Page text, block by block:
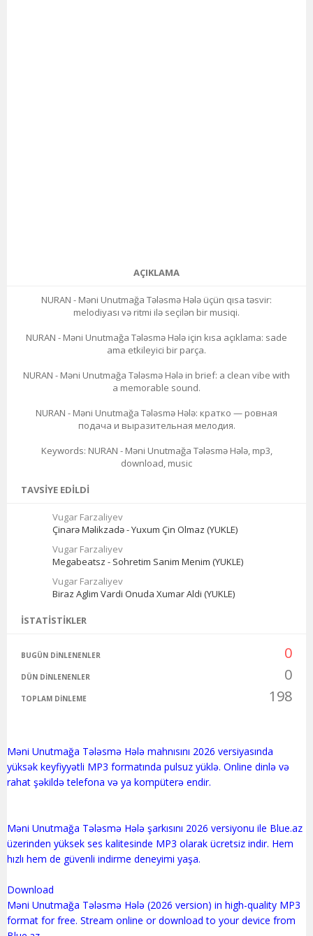
AÇIKLAMA
NURAN - Məni Unutmağa Tələsmə Hələ üçün qısa təsvir:
melodiyası və ritmi ilə seçilən bir musiqi.
NURAN - Məni Unutmağa Tələsmə Hələ için kısa açıklama: sade
ama etkileyici bir parça.
NURAN - Məni Unutmağa Tələsmə Hələ in brief: a clean vibe with
a memorable sound.
NURAN - Məni Unutmağa Tələsmə Hələ: кратко — ровная
подача и выразительная мелодия.
Keywords: NURAN - Məni Unutmağa Tələsmə Hələ, mp3,
download, music
TAVSIYE EDILDI
Vugar Farzaliyev
Çinarə Məlikzadə - Yuxum Çin Olmaz (YUKLE)
Vugar Farzaliyev
Megabeatsz - Sohretim Sanim Menim (YUKLE)
Vugar Farzaliyev
Biraz Aglim Vardi Onuda Xumar Aldi (YUKLE)
İSTATISTIKLER
BUGÜN DINLENENLER 0
DÜN DINLENENLER 0
TOPLAM DINLEME 198
Məni Unutmağa Tələsmə Hələ mahnısını 2026 versiyasında
yüksək keyfiyyətli MP3 formatında pulsuz yüklə. Online dinlə və
rahat şəkildə telefona və ya kompüterə endir.
Məni Unutmağa Tələsmə Hələ şarkısını 2026 versiyonu ile Blue.az
üzerinden yüksek ses kalitesinde MP3 olarak ücretsiz indir. Hem
hızlı hem de güvenli indirme deneyimi yaşa.
Download
Məni Unutmağa Tələsmə Hələ (2026 version) in high-quality MP3
format for free. Stream online or download to your device from